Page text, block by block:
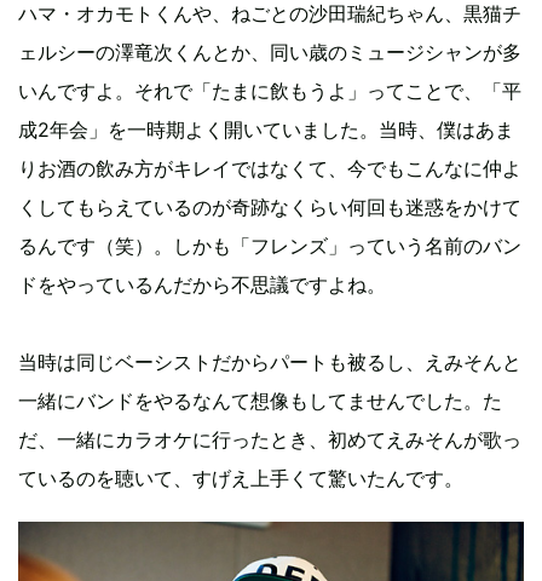
ハマ・オカモトくんや、ねごとの沙田瑞紀ちゃん、黒猫チ
ェルシーの澤竜次くんとか、同い歳のミュージシャンが多
いんですよ。それで「たまに飲もうよ」ってことで、「平
成2年会」を一時期よく開いていました。当時、僕はあま
りお酒の飲み方がキレイではなくて、今でもこんなに仲よ
くしてもらえているのが奇跡なくらい何回も迷惑をかけて
るんです（笑）。しかも「フレンズ」っていう名前のバン
ドをやっているんだから不思議ですよね。
当時は同じベーシストだからパートも被るし、えみそんと
一緒にバンドをやるなんて想像もしてませんでした。た
だ、一緒にカラオケに行ったとき、初めてえみそんが歌っ
ているのを聴いて、すげえ上手くて驚いたんです。